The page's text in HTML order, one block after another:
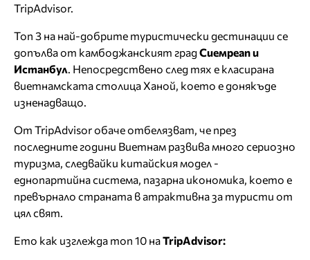
TripAdvisor.
Топ 3 на най-добрите туристически дестинации се
допълва от камбоджанският градСиемреап и
Истанбул . Непосредствено след тях е класирана
виетнамската столица Ханой, което е донякъде
изненадващо.
От TripAdvisor обаче отбелязват, че през
последните години Виетнам развива много сериозно
туризма, следвайки китайския модел -
еднопартийна система, пазарна икономика, което е
превърнало страната в атрактивна за туристи от
цял свят.
Ето как изглежда топ 10 наTripAdvisor: